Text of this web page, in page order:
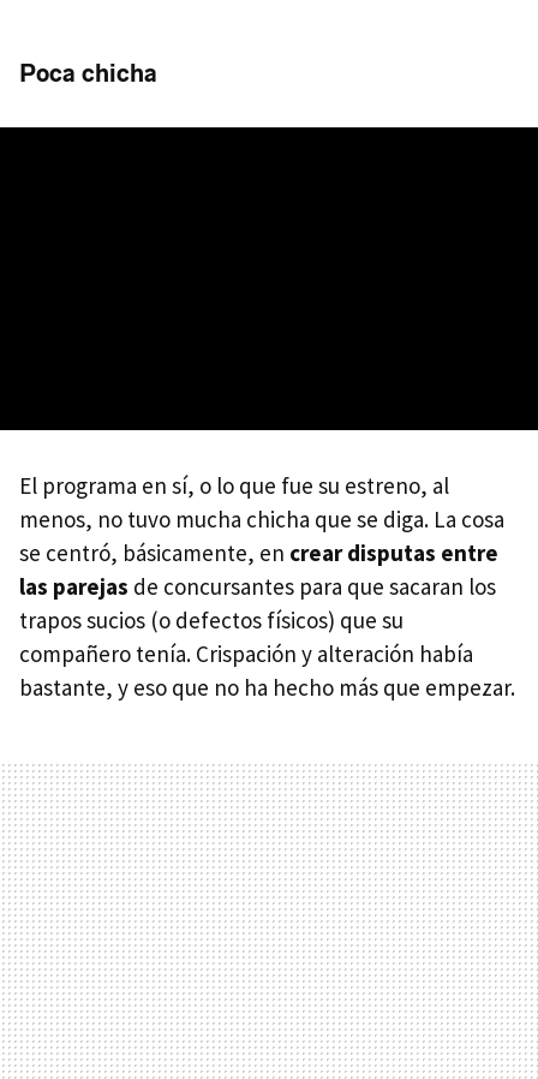
Poca chicha
El programa en sí, o lo que fue su estreno, al
menos, no tuvo mucha chicha que se diga. La cosa
se centró, básicamente, en crear disputas entre
las parejas de concursantes para que sacaran los
trapos sucios (o defectos físicos) que su
compañero tenía. Crispación y alteración había
bastante, y eso que no ha hecho más que empezar.